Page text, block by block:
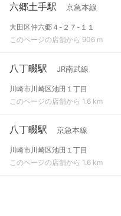
六郷土手駅 京急本線
大田区仲六郷４-２７-１１
このページの店舗から 906 m
八丁畷駅 JR南武線
川崎市川崎区池田１丁目
このページの店舗から 1.6 km
八丁畷駅 京急本線
川崎市川崎区池田１丁目
このページの店舗から 1.6 km